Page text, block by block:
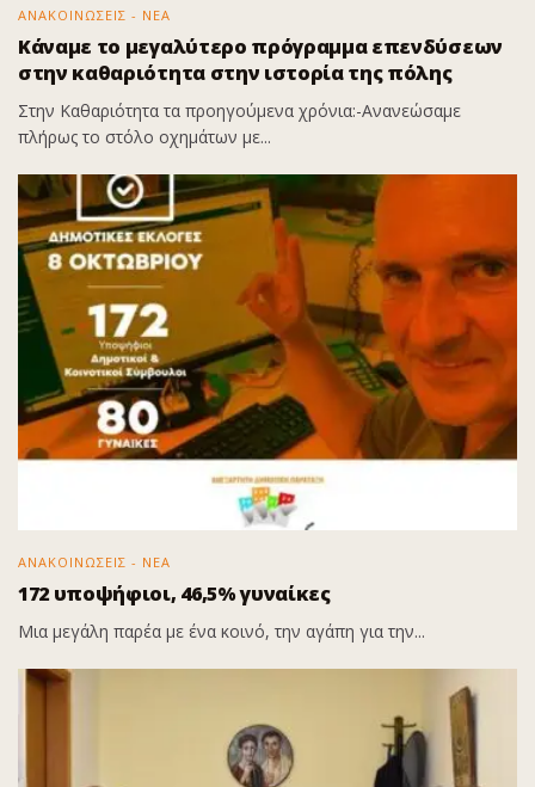
ΑΝΑΚΟΙΝΩΣΕΙΣ - ΝΕΑ
Κάναμε το μεγαλύτερο πρόγραμμα επενδύσεων
στην καθαριότητα στην ιστορία της πόλης
Στην Καθαριότητα τα προηγούμενα χρόνια:-Ανανεώσαμε
πλήρως το στόλο οχημάτων με...
ΑΝΑΚΟΙΝΩΣΕΙΣ - ΝΕΑ
172 υποψήφιοι, 46,5% γυναίκες
Μια μεγάλη παρέα με ένα κοινό, την αγάπη για την...